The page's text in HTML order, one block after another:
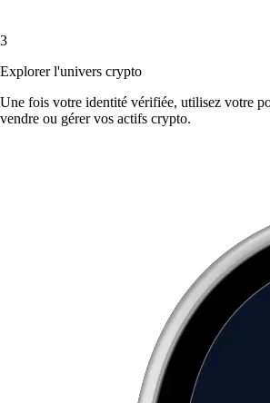
3
Explorer l'univers crypto
Une fois votre identité vérifiée, utilisez votre
vendre ou gérer vos actifs crypto.